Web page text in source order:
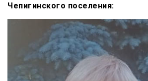
Чепигинского поселения: